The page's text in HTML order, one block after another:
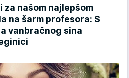
za našom najlepšom
na šarm profesora: S
vanbračnog sina